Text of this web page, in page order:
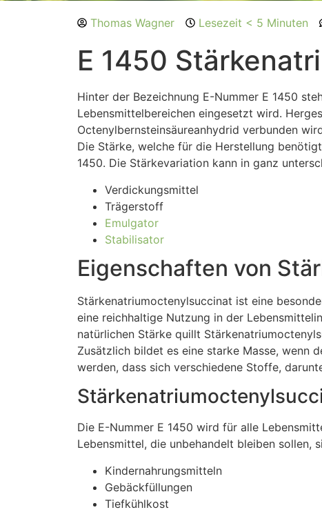
Thomas Wagner Lesezeit < 5 Minuten
E 1450
Hinter der Bezeichnung E-Nummer E 1450
Lebensmittelbereichen eingesetzt wird.
Octenylbernsteinsäureanhydrid verbunden
Die Stärke, welche für die Herstellung
1450. Die Stärkevariation kann in ganz
Verdickungsmittel
Trägerstoff
Emulgator
Stabilisator
Eigenschaften von
Stärkenatriumoctenylsuccinat ist eine
eine reichhaltige Nutzung in der
natürlichen Stärke quillt
Zusätzlich bildet es eine starke Masse, wenn
werden, dass sich verschiedene Stoffe,
Die E-Nummer E 1450 wird für alle
Lebensmittel, die unbehandelt bleiben sollen,
Kindernahrungsmitteln
Gebäckfüllungen
Tiefkühlkost